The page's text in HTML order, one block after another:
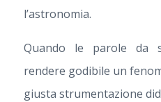
l’astronomia.
Quando le parole da
rendere godibile un
giusta strumentazione